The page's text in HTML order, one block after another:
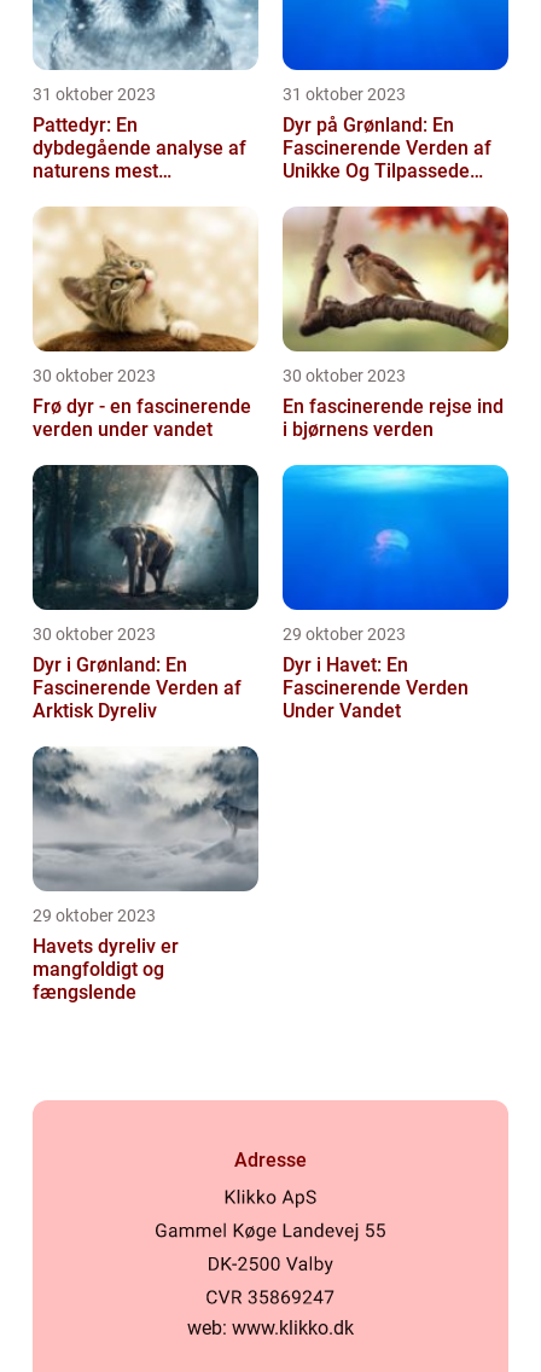
31 oktober 2023
Pattedyr: En
dybdegående analyse af
naturens mest
31 oktober 2023
Dyr på Grønland: En
Fascinerende Verden af
Unikke Og Tilpassede
30 oktober 2023
Frø dyr - en fascinerende
verden under vandet
30 oktober 2023
En fascinerende rejse ind
i bjørnens verden
30 oktober 2023
Dyr i Grønland: En
Fascinerende Verden af
Arktisk Dyreliv
29 oktober 2023
Dyr i Havet: En
Fascinerende Verden
Under Vandet
29 oktober 2023
Havets dyreliv er
mangfoldigt og
fængslende
Adresse
web: www.klikko.dk